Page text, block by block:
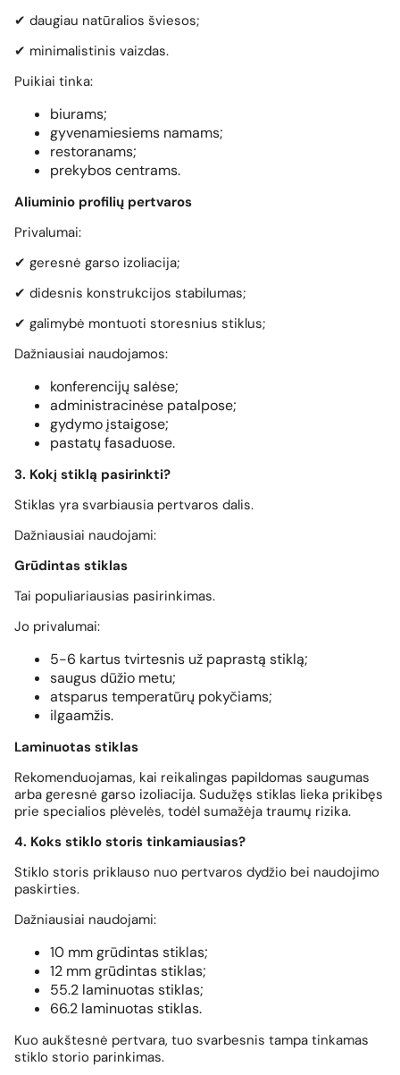
✔ daugiau natūralios šviesos;
✔ minimalistinis vaizdas.
Puikiai tinka:
biurams;
gyvenamiesiems namams;
restoranams;
prekybos centrams.
Aliuminio profilių pertvaros
Privalumai:
✔ geresnė garso izoliacija;
✔ didesnis konstrukcijos stabilumas;
✔ galimybė montuoti storesnius stiklus;
Dažniausiai naudojamos:
konferencijų salėse;
administracinėse patalpose;
gydymo įstaigose;
pastatų fasaduose.
3. Kokį stiklą pasirinkti?
Stiklas yra svarbiausia pertvaros dalis.
Dažniausiai naudojami:
Grūdintas stiklas
Tai populiariausias pasirinkimas.
Jo privalumai:
5-6 kartus tvirtesnis už paprastą stiklą;
saugus dūžio metu;
atsparus temperatūrų pokyčiams;
ilgaamžis.
Laminuotas stiklas
Rekomenduojamas, kai reikalingas papildomas saugumas
arba geresnė garso izoliacija. Sudužęs stiklas lieka prikibęs
prie specialios plėvelės, todėl sumažėja traumų rizika.
4. Koks stiklo storis tinkamiausias?
Stiklo storis priklauso nuo pertvaros dydžio bei naudojimo
paskirties.
Dažniausiai naudojami:
10 mm grūdintas stiklas;
12 mm grūdintas stiklas;
55.2 laminuotas stiklas;
66.2 laminuotas stiklas.
Kuo aukštesnė pertvara, tuo svarbesnis tampa tinkamas
stiklo storio parinkimas.